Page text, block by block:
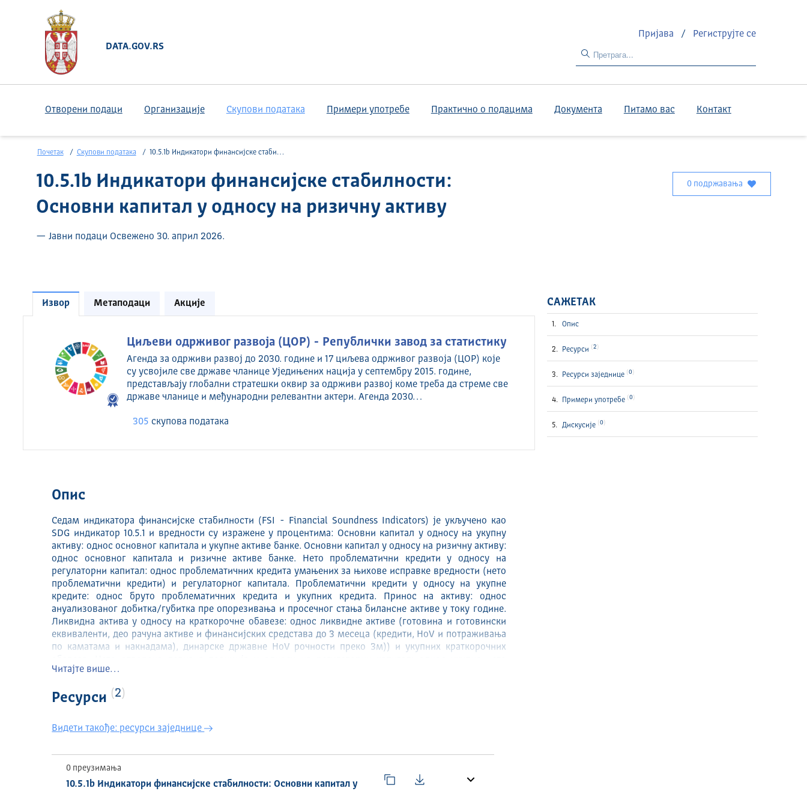
DATA.GOV.RS
Пријава / Региструјте се
Отворени подаци Организације Скупови података Примери употребе Практично о подацима Документа Питамо вас Контакт
Почетак Скупови података 10.5.1b Индикатори финансијске стабилности: Основни капитал у односу на ризичну активу
10.5.1b Индикатори финансијске стабилности:
Основни капитал у односу на ризичну активу
— Јавни подаци Освежено 30. април 2026.
0 подржавања
Извор Метаподаци Акције
Циљеви одрживог развоја (ЦОР) - Републички завод за статистику
Агенда за одрживи развој до 2030. године и 17 циљева одрживог развоја (ЦОР) које
су усвојиле све државе чланице Уједињених нација у септембру 2015. године,
представљају глобални стратешки оквир за одрживи развој коме треба да стреме све
државе чланице и међународни релевантни актери. Агенда 2030…
305 скуповa података
Опис
Седам индикатора финансијске стабилности (FSI - Financial Soundness Indicators) је укључено као
SDG индикатор 10.5.1 и вредности су изражене у процентима: Основни капитал у односу на укупну
активу: однос основног капитала и укупне активе банке. Основни капитал у односу на ризичну активу:
однос основног капитала и ризичне активе банке. Нето проблематични кредити у односу на
регулаторни капитал: однос проблематичних кредита умањених за њихове исправке вредности (нето
проблематични кредити) и регулаторног капитала. Проблематични кредити у односу на укупне
кредите: однос бруто проблематичних кредита и укупних кредита. Принос на активу: однос
ануализованог добитка/губитка пре опорезивања и просечног стања билансне активе у току године.
Ликвидна актива у односу на краткорочне обавезе: однос ликвидне активе (готовина и готовински
еквиваленти, део рачуна активе и финансијских средстава до 3 месеца (кредити, HoV и потраживања
по каматама и накнадама), динарске државне HoV рочности преко 3м)) и укупних краткорочних
отворене девизне позиције (нето отворена девизна позиција и позиција у злату) и укупног
https://data.stat.gov.rs/Metadata/HtmlSDGUN/SDGUN10050102_100501IND02_ESMS_G0_2025_1.html
Читајте више…
Ресурси 2
Видети такође: ресурси заједнице
0 преузимања
10.5.1b Индикатори финансијске стабилности: Основни капитал у
САЖЕТАК
Опис
Ресурси 2
Ресурси заједнице 0
Примери употребе 0
Дискусије 0